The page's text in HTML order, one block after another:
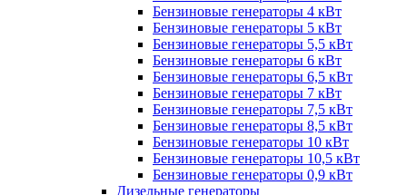
Бензиновые генераторы 4 кВт
Бензиновые генераторы 5 кВт
Бензиновые генераторы 5,5 кВт
Бензиновые генераторы 6 кВт
Бензиновые генераторы 6,5 кВт
Бензиновые генераторы 7 кВт
Бензиновые генераторы 7,5 кВт
Бензиновые генераторы 8,5 кВт
Бензиновые генераторы 10 кВт
Бензиновые генераторы 10,5 кВт
Бензиновые генераторы 0,9 кВт
Дизельные генераторы